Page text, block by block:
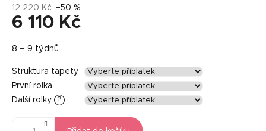
12 220 Kč –50 %
6 110 Kč
cena:
8 – 9 týdnů
Struktura tapety
První rolka
Další rolky
?